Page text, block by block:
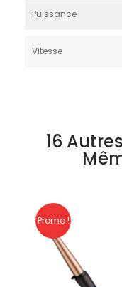
Puissance
Vitesse
16
Promo !